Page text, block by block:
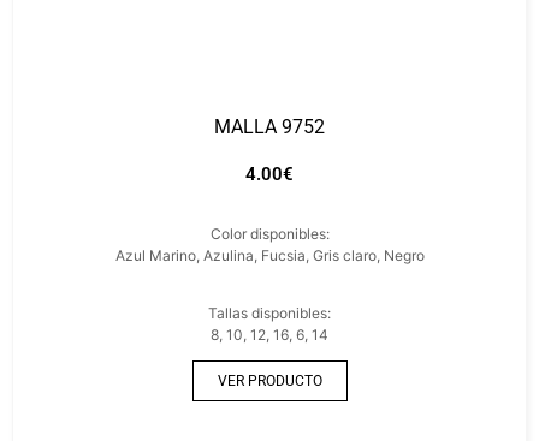
MALLA 9752
4.00€
Color disponibles:
Azul Marino, Azulina, Fucsia, Gris claro, Negro
Tallas disponibles:
8, 10, 12, 16, 6, 14
VER PRODUCTO